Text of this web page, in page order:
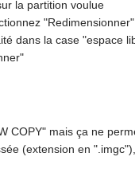
la partition voulue
"Redimensionner",
dans la case "espace
COPY" mais ça ne
(extension en